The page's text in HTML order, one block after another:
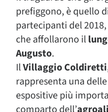
prefiggono, è quello
partecipanti del
che affollarono il
Augusto.
IlVillaggio Coldiretti
rappresenta una
espositive più